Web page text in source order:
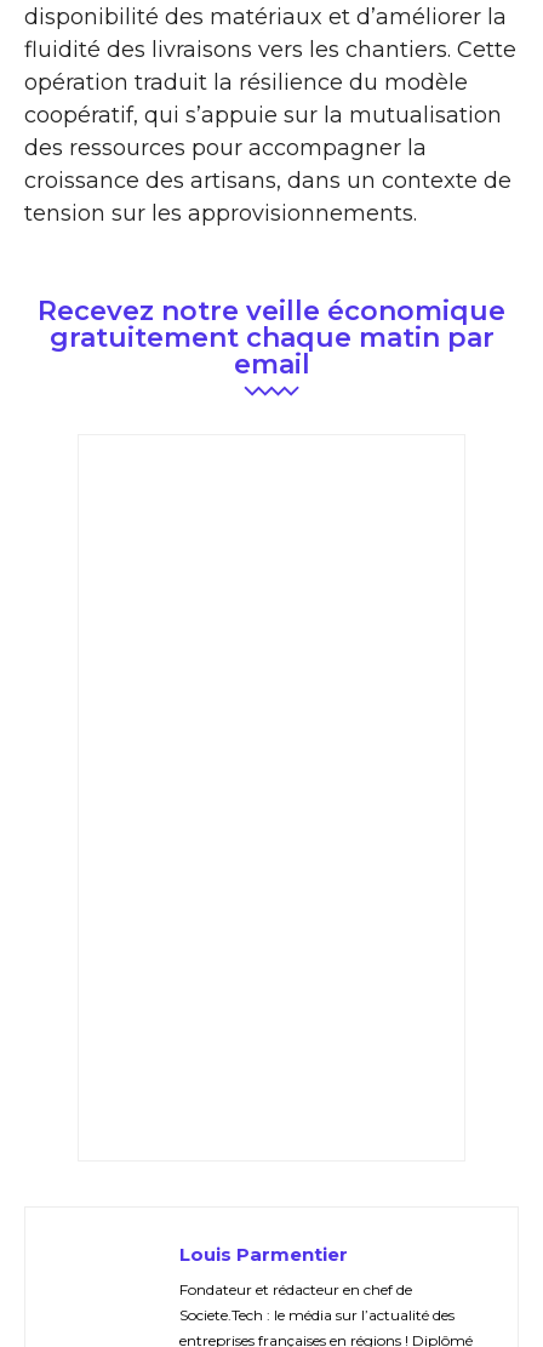
disponibilité des matériaux et d’améliorer la
fluidité des livraisons vers les chantiers. Cette
opération traduit la résilience du modèle
coopératif, qui s’appuie sur la mutualisation
des ressources pour accompagner la
croissance des artisans, dans un contexte de
tension sur les approvisionnements.
Recevez notre veille économique
gratuitement chaque matin par
email
Louis Parmentier
Fondateur et rédacteur en chef de
Societe.Tech : le média sur l’actualité des
entreprises françaises en régions ! Diplômé